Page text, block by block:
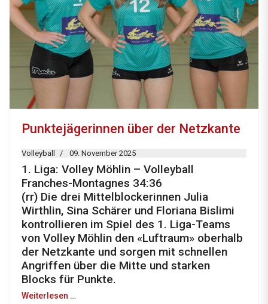
Punktejägerinnen über der Netzkante
Volleyball 09. November 2025
1. Liga: Volley Möhlin – Volleyball
Franches-Montagnes 34:36
(rr) Die drei Mittelblockerinnen Julia
Wirthlin, Sina Schärer und Floriana Bislimi
kontrollieren im Spiel des 1. Liga-Teams
von Volley Möhlin den «Luftraum» oberhalb
der Netzkante und sorgen mit schnellen
Angriffen über die Mitte und starken
Blocks für Punkte.
Weiterlesen …